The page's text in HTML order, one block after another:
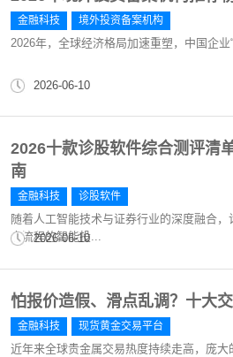
金融科技 境外投资备案机构
2026年，全球经济格局加速重塑，中国企业
2026-06-10
2026十款诊股软件综合测评清
南
金融科技 诊股软件
随着人工智能技术与证券行业的深度融合
全流程的智能投...
2026-06-10
怕报价造假、滑点乱调？十大
金融科技 现货黄金交易平台
近年来全球贵金属交易热度持续走高，庞大